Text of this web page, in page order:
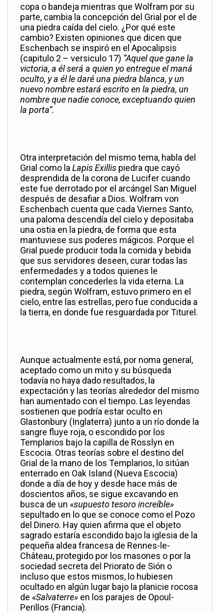
copa o bandeja mientras que Wolfram por su
parte, cambia la concepción del Grial por el de
una piedra caída del cielo. ¿Por qué este
cambio? Existen opiniones que dicen que
Eschenbach se inspiró en el Apocalipsis
(capitulo 2 – versiculo 17) “Aquel que gane la
victoria, a él será a quien yo entregue el maná
oculto, y a él le daré una piedra blanca, y un
nuevo nombre estará escrito en la piedra, un
nombre que nadie conoce, exceptuando quien
la porta”.
Otra interpretación del mismo tema, habla del
Grial como la Lapis Exillis piedra que cayó
desprendida de la corona de Lucifer cuando
este fue derrotado por el arcángel San Miguel
después de desafiar a Dios. Wolfram von
Eschenbach cuenta que cada Viernes Santo,
una paloma descendía del cielo y depositaba
una ostia en la piedra, de forma que esta
mantuviese sus poderes mágicos. Porque el
Grial puede producir toda la comida y bebida
que sus servidores deseen, curar todas las
enfermedades y a todos quienes le
contemplan concederles la vida eterna. La
piedra, según Wolfram, estuvo primero en el
cielo, entre las estrellas, pero fue conducida a
la tierra, en donde fue resguardada por Titurel.
Aunque actualmente está, por noma general,
aceptado como un mito y su búsqueda
todavía no haya dado resultados, la
expectación y las teorías alrededor del mismo
han aumentado con el tiempo. Las leyendas
sostienen que podría estar oculto en
Glastonbury (Inglaterra) junto a un río donde la
sangre fluye roja, o escondido por los
Templarios bajo la capilla de Rosslyn en
Escocia. Otras teorías sobre el destino del
Grial de la mano de los Templarios, lo sitúan
enterrado en Oak Island (Nueva Escocia)
donde a día de hoy y desde hace más de
doscientos años, se sigue excavando en
busca de un «supuestotesoro increíble»
sepultado en lo que se conoce como el Pozo
del Dinero. Hay quien afirma que el objeto
sagrado estaría escondido bajo la iglesia de la
pequeña aldea francesa de Rennes-le-
Château, protegido por los masones o por la
sociedad secreta del Priorato de Sión o
incluso que estos mismos, lo hubiesen
ocultado en algún lugar bajo la planicie rocosa
de «Salvaterre» en los parajes de Opoul-
Perillos (Francia).